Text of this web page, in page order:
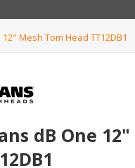
Mesh Tom Head TT12DB1
dB One